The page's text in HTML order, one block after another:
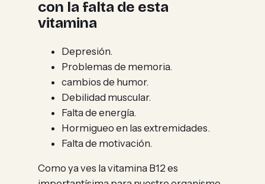
con la falta de esta
vitamina
Depresión.
Problemas de memoria.
cambios de humor.
Debilidad muscular.
Falta de energía.
Hormigueo en las extremidades.
Falta de motivación.
Como ya ves la vitamina B12 es